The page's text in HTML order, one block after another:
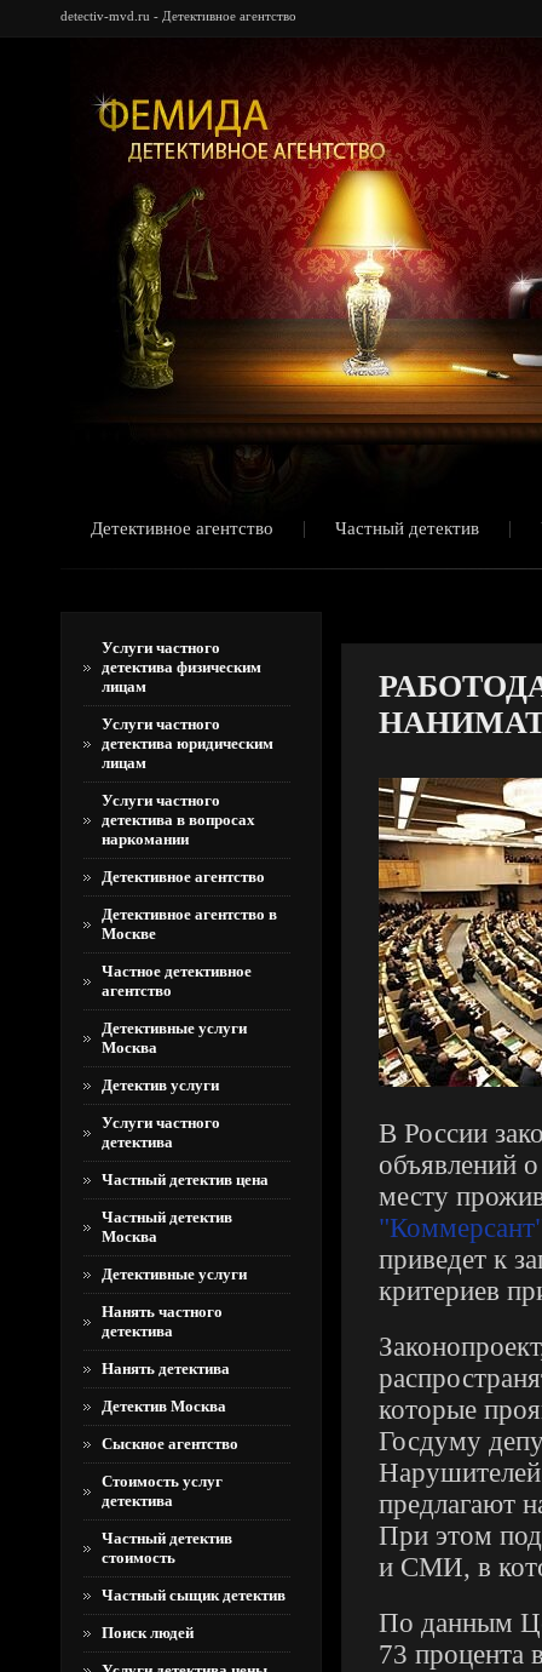
detectiv-mvd.ru - Детективное агентство
Детективное агентство Частный детектив
Услуги частного
детектива физическим
лицам
Услуги частного
детектива юридическим
лицам
Услуги частного
детектива в вопросах
наркомании
Детективное агентство
Детективное агентство в
Москве
Частное детективное
агентство
Детективные услуги
Москва
Детектив услуги
Услуги частного
детектива
Частный детектив цена
Частный детектив
Москва
Детективные услуги
Нанять частного
детектива
Нанять детектива
Детектив Москва
Сыскное агентство
Стоимость услуг
детектива
Частный детектив
стоимость
Частный сыщик детектив
Поиск людей
В России
объявлений
месту
приведет к
критериев
которые
Госдуму
Нарушителей
предлагают
При этом
и СМИ, в
По данным
73 процента